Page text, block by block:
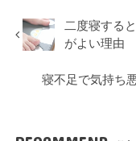
二度寝する
がよい理由
寝不足で気持ち